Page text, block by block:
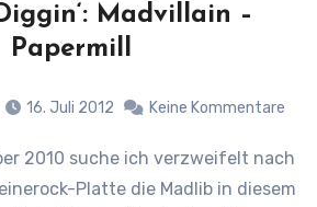
Madvillain –
Papermill
16. Juli 2012 Keine Kommentare
Platte die Madlib in diesem